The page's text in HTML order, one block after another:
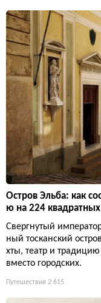
Остров Эльба: как
ю на 224
Свергнутый
ный тосканский
хты, театр и
вместо городских.
Путешествия 2 615